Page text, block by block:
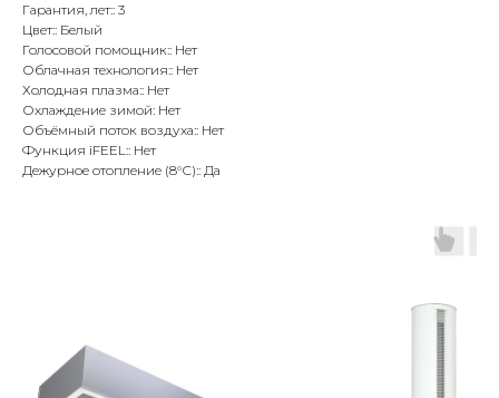
Гарантия, лет:: 3
Цвет:: Белый
Голосовой помощник:: Нет
Облачная технология:: Нет
Холодная плазма:: Нет
Охлаждение зимой: Нет
Объёмный поток воздуха:: Нет
Функция iFEEL:: Нет
Дежурное отопление (8°С):: Да